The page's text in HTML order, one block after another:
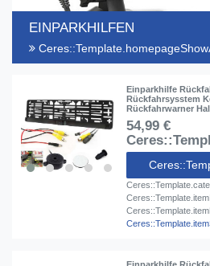
EINPARKHILFEN
Einparkhilfe
Rückfahrsysstem
Rückfahrwarner
54,99 €